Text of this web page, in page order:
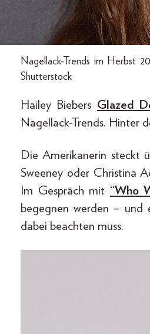
Nagellack-Trends im Herbst
Shutterstock
Hailey Biebers Glazed
Nagellack-Trends. Hinter
Die Amerikanerin steckt
Sweeney oder Christina
Im Gespräch mit “Who
begegnen werden – und
dabei beachten muss.